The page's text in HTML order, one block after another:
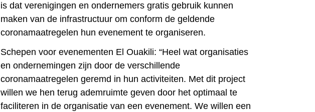
is dat verenigingen en ondernemers gratis gebruik kunnen
maken van de infrastructuur om conform de geldende
coronamaatregelen hun evenement te organiseren.
Schepen voor evenementen El Ouakili: “Heel wat organisaties
en ondernemingen zijn door de verschillende
coronamaatregelen geremd in hun activiteiten. Met dit project
willen we hen terug ademruimte geven door het optimaal te
faciliteren in de organisatie van een evenement.We willen een